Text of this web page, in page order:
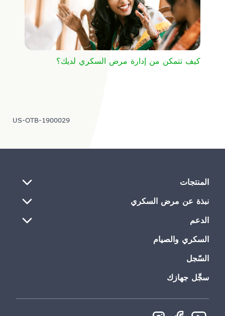
كيف تتمكن من إدارة مرض السكري لديك؟
US-OTB-1900029
المنتجات
نبذة عن مرض السكري
الدعم
السكري والصيام
السّجل
سجِّل جهازك